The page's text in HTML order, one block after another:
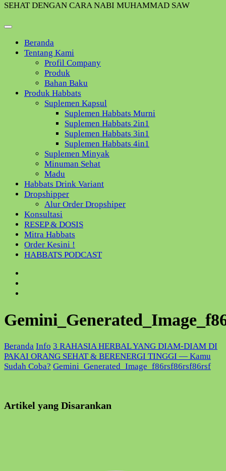
SEHAT DENGAN CARA NABI MUHAMMAD SAW
Beranda
Tentang Kami
Profil Company
Produk
Bahan Baku
Produk Habbats
Suplemen Kapsul
Suplemen Habbats Murni
Suplemen Habbats 2in1
Suplemen Habbats 3in1
Suplemen Habbats 4in1
Suplemen Minyak
Minuman Sehat
Madu
Habbats Drink Variant
Dropshipper
Alur Order Dropshiper
Konsultasi
RESEP & DOSIS
Mitra Habbats
Order Kesini !
HABBATS PODCAST
Beranda Info 3 RAHASIA HERBAL YANG DIAM-DIAM DI
PAKAI ORANG SEHAT & BERENERGI TINGGI — Kamu
Sudah Coba? Gemini_Generated_Image_f86rsf86rsf86rsf
Artikel yang Disarankan